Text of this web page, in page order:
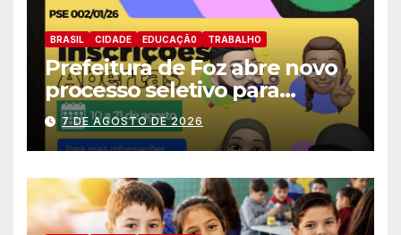
BRASIL CIDADE EDUCAÇÃ0 TRABALHO
Prefeitura de Foz abre novo
processo seletivo para
estagiários
7 DE AGOSTO DE 2026